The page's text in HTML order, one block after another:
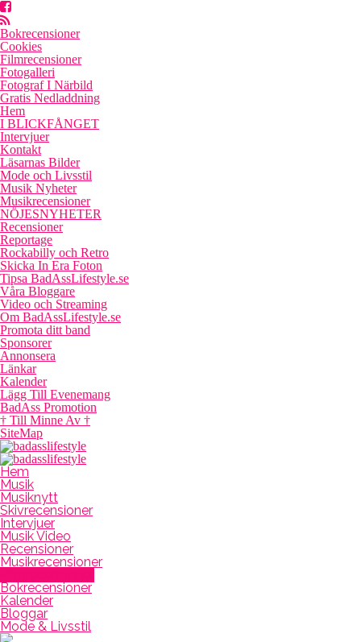
Bokrecensioner
Cookies
Filmrecensioner
Fotogalleri
Fotograf I Närbild
Gratis Nedladdning
Hem
I BLICKFÅNGET
Intervjuer
Kontakt
Läsarnas Bilder
Mode och Livsstil
Musik Nyheter
Musikrecensioner
NÖJESNYHETER
Recensioner
Reportage
Rockabilly och Retro
Skicka In Era Foton
Tipsa BadAssLifestyle.se
Våra Bloggare
Video och Streaming
Om BadAssLifestyle.se
Promota ditt band
Sponsorer
Annonsera
Länkar
Kalender
Lägg Till Evenemang
BadAss Promotion
† Till Minne Av †
SiteMap
Hem
Musik
Musiknytt
Skivrecensioner
Intervjuer
Musik Video
Recensioner
Musikrecensioner
Bokrecensioner
Kalender
Bloggar
Mode & Livsstil